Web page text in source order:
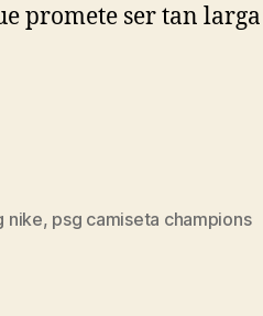
promete ser tan larga
nike, psg camiseta champions